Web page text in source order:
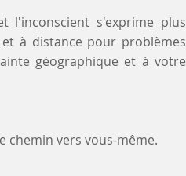
l'inconscient s'exprime plus
à distance pour problèmes
géographique et à votre
chemin vers vous-même.